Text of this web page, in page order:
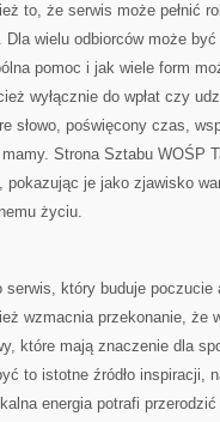
to, że serwis może pełnić
wielu odbiorców może
pomoc i jak wiele form
wyłącznie do wpłat czy
słowo, poświęcony czas,
Strona Sztabu WOŚP
pokazując je jako zjawisko
życiu.
serwis, który buduje
wzmacnia przekonanie, że
które mają znaczenie dla
to istotne źródło inspiracji,
energia potrafi